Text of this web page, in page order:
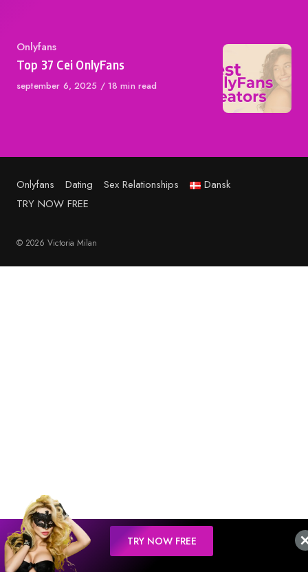
Category
Onlyfans
Top 37 Cei OnlyFans
Published
september 6, 2025 18 min read
TRY NOW FREE
Onlyfans Dating Sex Relationships
Dansk
TRY NOW FREE
© 2026 Victoria Milan